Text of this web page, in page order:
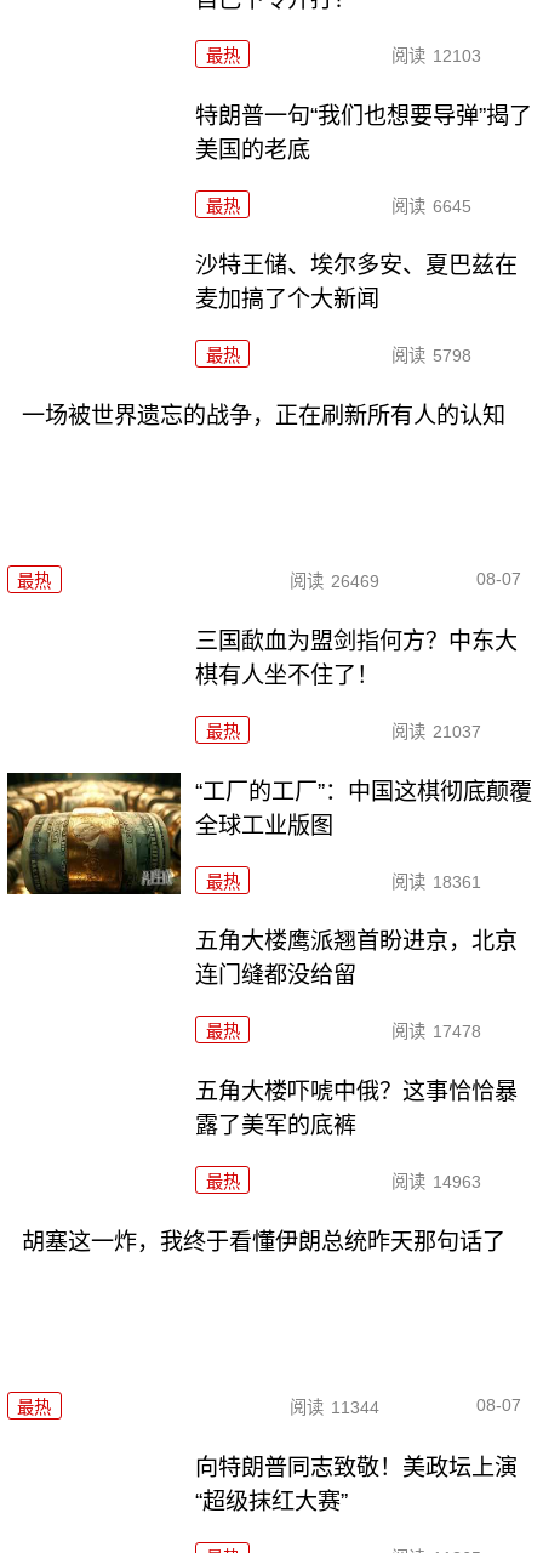
最热 阅读 12103
特朗普一句“我们也想要导弹”揭了
美国的老底
最热 阅读 6645
沙特王储、埃尔多安、夏巴兹在
麦加搞了个大新闻
最热 阅读 5798
一场被世界遗忘的战争，正在刷新所有人的认知
最热 阅读 26469 08-07
三国歃血为盟剑指何方？中东大
棋有人坐不住了！
最热 阅读 21037
“工厂的工厂”：中国这棋彻底颠覆
全球工业版图
最热 阅读 18361
五角大楼鹰派翘首盼进京，北京
连门缝都没给留
最热 阅读 17478
五角大楼吓唬中俄？这事恰恰暴
露了美军的底裤
最热 阅读 14963
胡塞这一炸，我终于看懂伊朗总统昨天那句话了
最热 阅读 11344 08-07
向特朗普同志致敬！美政坛上演
“超级抹红大赛”